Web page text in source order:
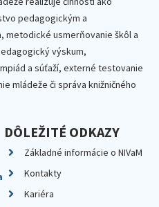
pedagogickým a
metodické usmerňovanie škôl a
výskum,
a súťaží, externé testovanie
mládeže či správa knižničného
DÔLEŽITÉ ODKAZY
Základné informácie o NIVaM
Kontakty
Kariéra